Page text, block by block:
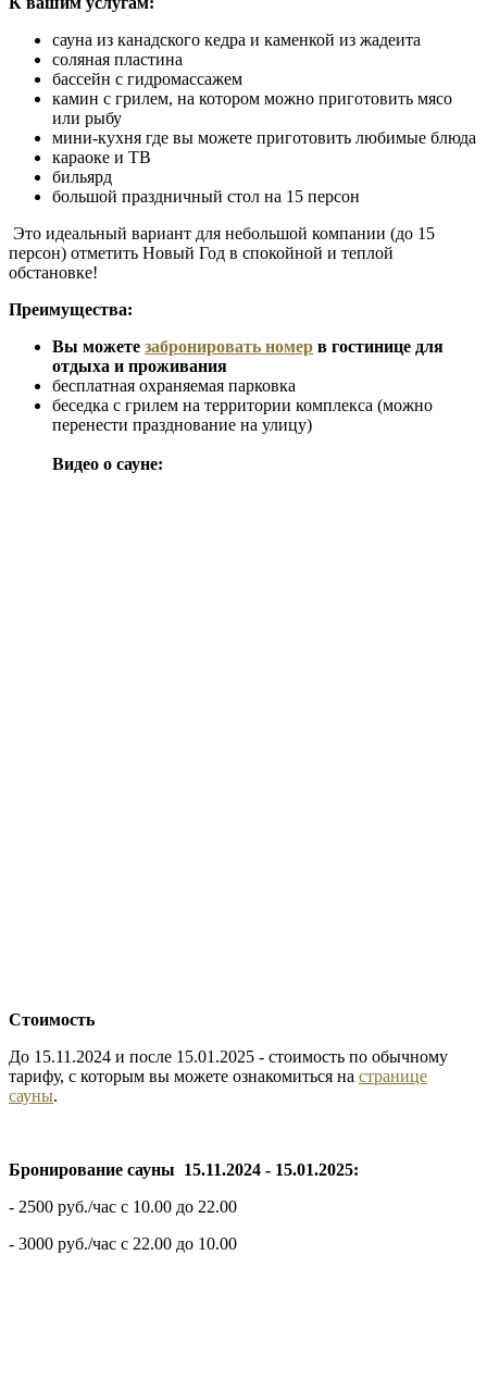
сауна из канадского кедра и каменкой из жадеита
соляная пластина
бассейн с гидромассажем
камин с грилем, на котором можно приготовить мясо
или рыбу
мини-кухня где вы можете приготовить любимые блюда
караоке и ТВ
бильярд
большой праздничный стол на 15 персон
Это идеальный вариант для небольшой компании (до 15
персон) отметить Новый Год в спокойной и теплой
обстановке!
Преимущества:
Вы можете забронировать номер в гостинице для
отдыха и проживания
бесплатная охраняемая парковка
беседка с грилем на территории комплекса (можно
перенести празднование на улицу)
Видео о сауне:
Стоимость
До 15.11.2024 и после 15.01.2025 - стоимость по обычному
тарифу, с которым вы можете ознакомиться на странице
сауны.
Бронирование сауны 15.11.2024 - 15.01.2025:
- 2500 руб./час с 10.00 до 22.00
- 3000 руб./час с 22.00 до 10.00